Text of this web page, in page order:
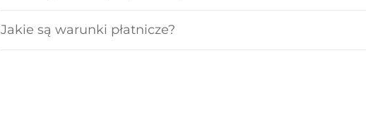
Jakie są warunki płatnicze?